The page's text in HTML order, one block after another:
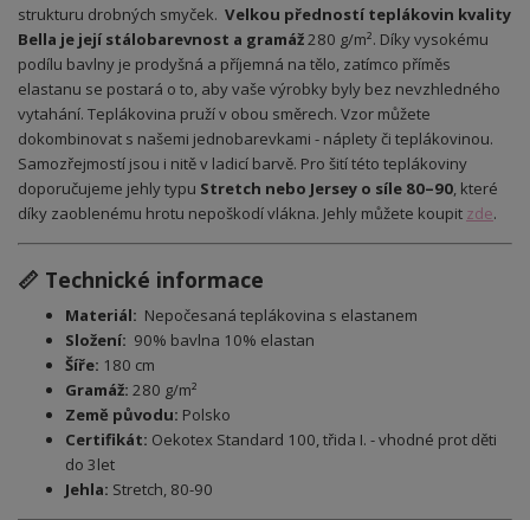
strukturu drobných smyček. Velkou předností teplákovin kvality
Bella je její stálobarevnost a gramáž280 g/m². Díky vysokému
podílu bavlny je prodyšná a příjemná na tělo, zatímco příměs
elastanu se postará o to, aby vaše výrobky byly bez nevzhledného
vytahání. Teplákovina pruží v obou směrech. Vzor můžete
dokombinovat s našemi jednobarevkami - náplety či teplákovinou.
Samozřejmostí jsou i nitě v ladicí barvě. Pro šití této teplákoviny
doporučujeme jehly typu Stretch nebo Jersey o síle 80–90, které
díky zaoblenému hrotu nepoškodí vlákna. Jehly můžete koupit zde.
📏 Technické informace
Materiál: Nepočesaná teplákovina s elastanem
Složení: 90% bavlna 10% elastan
Šíře: 180 cm
Gramáž: 280 g/m²
Země původu: Polsko
Certifikát: Oekotex Standard 100, třida I. - vhodné prot děti
do 3let
Jehla: Stretch, 80-90